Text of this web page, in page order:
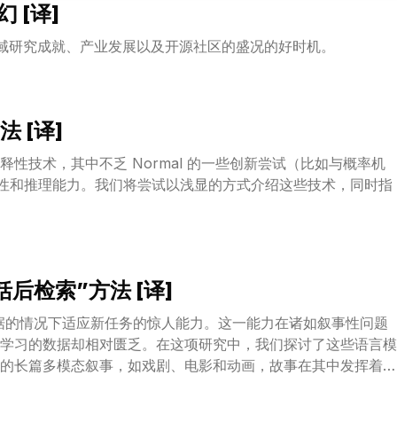
[译]
究成就、产业发展以及开源社区的盛况的好时机。
[译]
性技术，其中不乏 Normal 的一些创新尝试（比如与概率机
推理能力。我们将尝试以浅显的方式介绍这些技术，同时指
后检索”方法 [译]
情况下适应新任务的惊人能力。这一能力在诸如叙事性问题
习的数据却相对匮乏。在这项研究中，我们探讨了这些语言模
长篇多模态叙事，如戏剧、电影和动画，故事在其中发挥着核
事问答框架，它首先把视频的故事概括为简短的情节，再